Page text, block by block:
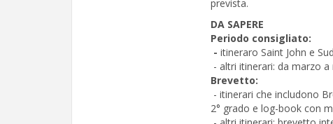
prevista.
DA SAPERE
Periodo consigliato:
- itineraro Saint John e
- altri itinerari: da marzo a
Brevetto:
- itinerari che includono
2° grado e log-book con